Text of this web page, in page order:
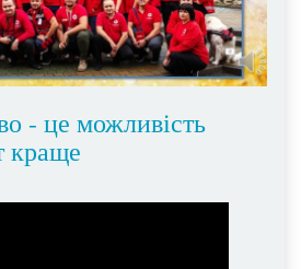
- це можливість
краще